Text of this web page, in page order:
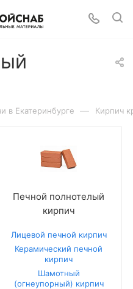
в Екатеринбурге — Кирпич
Печной полнотелый
кирпич
Лицевой печной кирпич
Керамический печной
кирпич
Шамотный
(огнеупорный) кирпич